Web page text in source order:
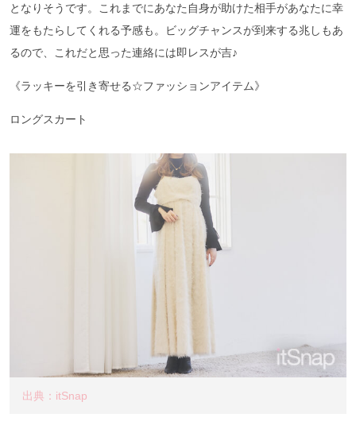
となりそうです。これまでにあなた自身が助けた相手があなたに幸
運をもたらしてくれる予感も。ビッグチャンスが到来する兆しもあ
るので、これだと思った連絡には即レスが吉♪
《ラッキーを引き寄せる☆ファッションアイテム》
ロングスカート
出典：itSnap